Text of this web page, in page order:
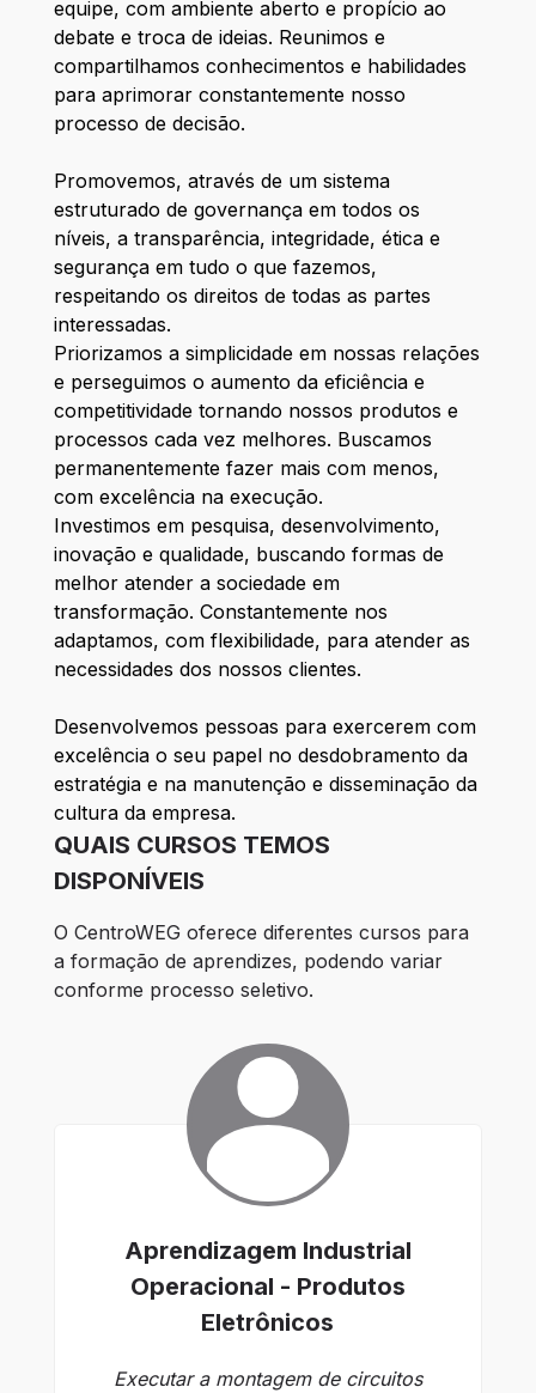
equipe, com ambiente aberto e propício ao
debate e troca de ideias. Reunimos e
compartilhamos conhecimentos e habilidades
para aprimorar constantemente nosso
processo de decisão.
Promovemos, através de um sistema
estruturado de governança em todos os
níveis, a transparência, integridade, ética e
segurança em tudo o que fazemos,
respeitando os direitos de todas as partes
interessadas.
Priorizamos a simplicidade em nossas relações
e perseguimos o aumento da eficiência e
competitividade tornando nossos produtos e
processos cada vez melhores. Buscamos
permanentemente fazer mais com menos,
com excelência na execução.
Investimos em pesquisa, desenvolvimento,
inovação e qualidade, buscando formas de
melhor atender a sociedade em
transformação. Constantemente nos
adaptamos, com flexibilidade, para atender as
necessidades dos nossos clientes.
Desenvolvemos pessoas para exercerem com
excelência o seu papel no desdobramento da
estratégia e na manutenção e disseminação da
cultura da empresa.
QUAIS CURSOS TEMOS
DISPONÍVEIS
O CentroWEG oferece diferentes cursos para
a formação de aprendizes, podendo variar
conforme processo seletivo.
Aprendizagem Industrial
Operacional - Produtos
Eletrônicos
Executar a montagem de circuitos